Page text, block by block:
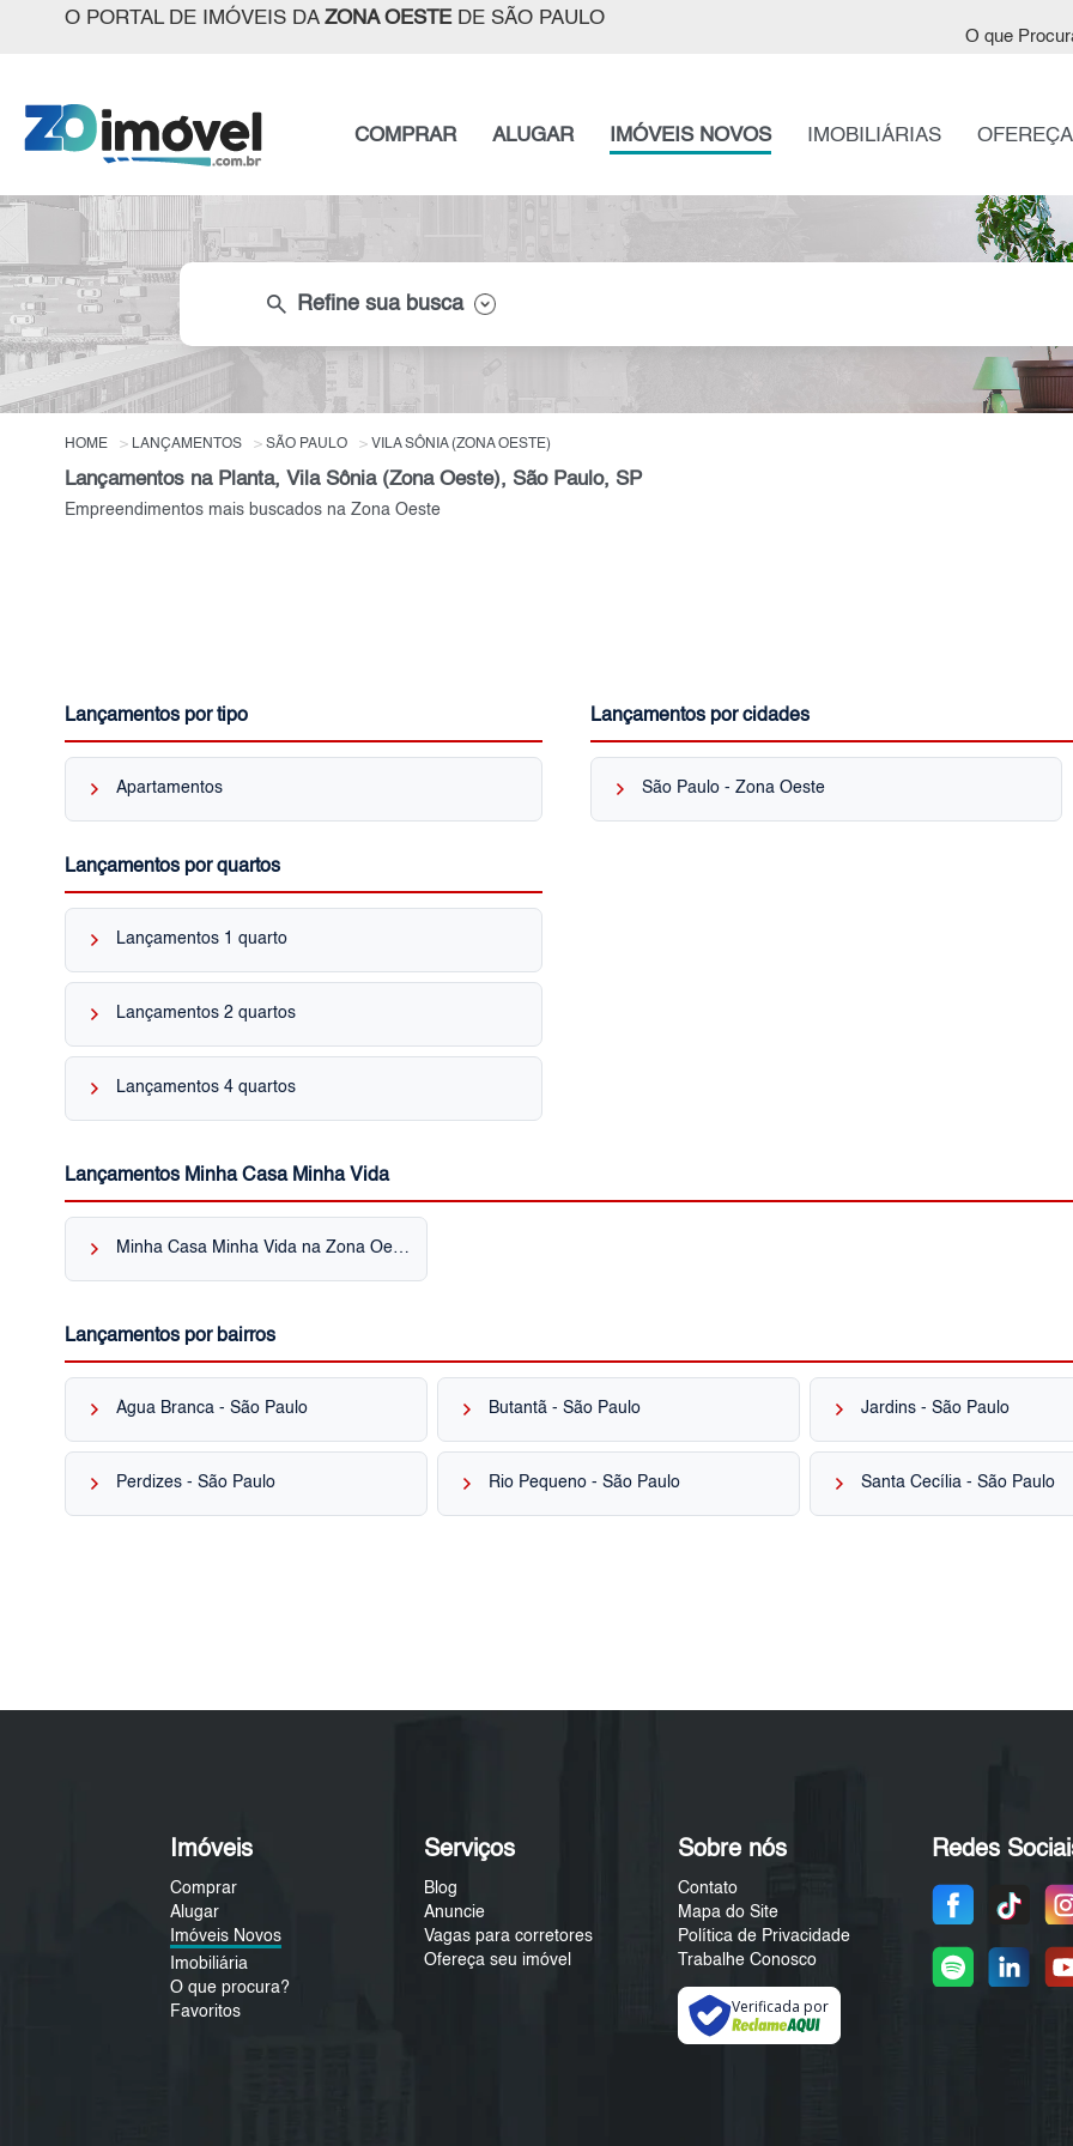
O PORTAL DE IMÓVEIS DA ZONA OESTEDE SÃO PAULO
O que
COMPRAR ALUGAR IMÓVEIS NOVOS IMOBILIÁRIAS
search Refine sua busca
HOME LANÇAMENTOS SÃO PAULO VILA SÔNIA (ZONA OESTE)
Lançamentos na Planta, Vila Sônia (Zona Oeste), São Paulo, SP
Empreendimentos mais buscados na Zona Oeste
Lançamentos por tipo
keyboard_arrow_right Apartamentos
Lançamentos por quartos
keyboard_arrow_right Lançamentos 1 quarto
keyboard_arrow_right Lançamentos 2 quartos
keyboard_arrow_right Lançamentos 4 quartos
Lançamentos por cidades
keyboard_arrow_right São Paulo - Zona Oeste
Lançamentos Minha Casa Minha Vida
keyboard_arrow_right Minha Casa Minha Vida na Zona Oeste
Lançamentos por bairros
keyboard_arrow_right Água Branca - São Paulo keyboard_arrow_right Butantã - São Paulo keyboard_arrow_right Jardins - São Paulo
keyboard_arrow_right Perdizes - São Paulo keyboard_arrow_right Rio Pequeno - São Paulo keyboard_arrow_right Santa Cecília - São Paulo
Imóveis
Comprar
Alugar
Imóveis Novos
Imobiliária
O que procura?
Favoritos
Serviços
Blog
Anuncie
Vagas para corretores
Ofereça seu imóvel
Sobre nós
Contato
Mapa do Site
Política de Privacidade
Trabalhe Conosco
Verificada por
Redes